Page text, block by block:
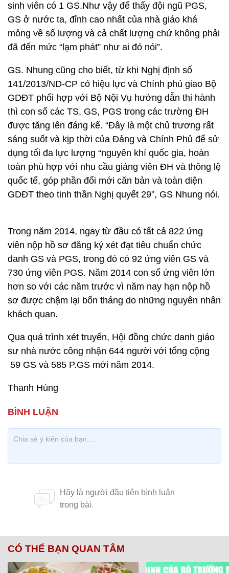
sinh viên có 1 GS.Như vậy để thấy đội ngũ PGS,
GS ở nước ta, đỉnh cao nhất của nhà giáo khá
mỏng về số lượng và cả chất lượng chứ không phải
đã đến mức “lạm phát” như ai đó nói”.
GS. Nhung cũng cho biết, từ khi Nghị định số
141/2013/ND-CP có hiệu lực và Chính phủ giao Bộ
GDĐT phối hợp với Bộ Nội Vụ hướng dẫn thi hành
thì con số các TS, GS, PGS trong các trường ĐH
được tăng lên đáng kể. “Đây là một chủ trương rất
sáng suốt và kịp thời của Đảng và Chính Phủ để sử
dụng tối đa lực lượng “nguyên khí quốc gia, hoàn
toàn phù hợp với nhu cầu giảng viên ĐH và thông lệ
quốc tế, góp phần đổi mới căn bản và toàn diện
GDĐT theo tinh thần Nghị quyết 29”, GS Nhung nói.
Trong năm 2014, ngay từ đầu có tất cả 822 ứng
viên nộp hồ sơ đăng ký xét đạt tiêu chuẩn chức
danh GS và PGS, trong đó có 92 ứng viên GS và
730 ứng viên PGS. Năm 2014 con số ứng viên lớn
hơn so với các năm trước vì năm nay hạn nộp hồ
sơ được chậm lại bốn tháng do những nguyên nhân
khách quan.
Qua quá trình xét truyển, Hội đồng chức danh giáo
sư nhà nước công nhận 644 người với tổng cộng
59 GS và 585 P.GS mới năm 2014.
Thanh Hùng
CÓ THỂ BẠN QUAN TÂM